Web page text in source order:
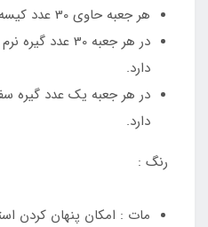
هر جعبه حاوی 30 عدد کیسه است.
در هر جعبه 30
دارد.
در هر جعبه یک عدد گیره
دارد.
رنگ :
مات : امکان پنهان کردن